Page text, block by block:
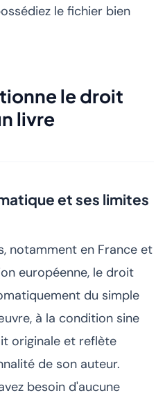
le fichier bien
le droit
livre
et ses limites
notamment en France et
européenne, le droit
du simple
à la condition sine
originale et reflète
de son auteur.
besoin d'aucune